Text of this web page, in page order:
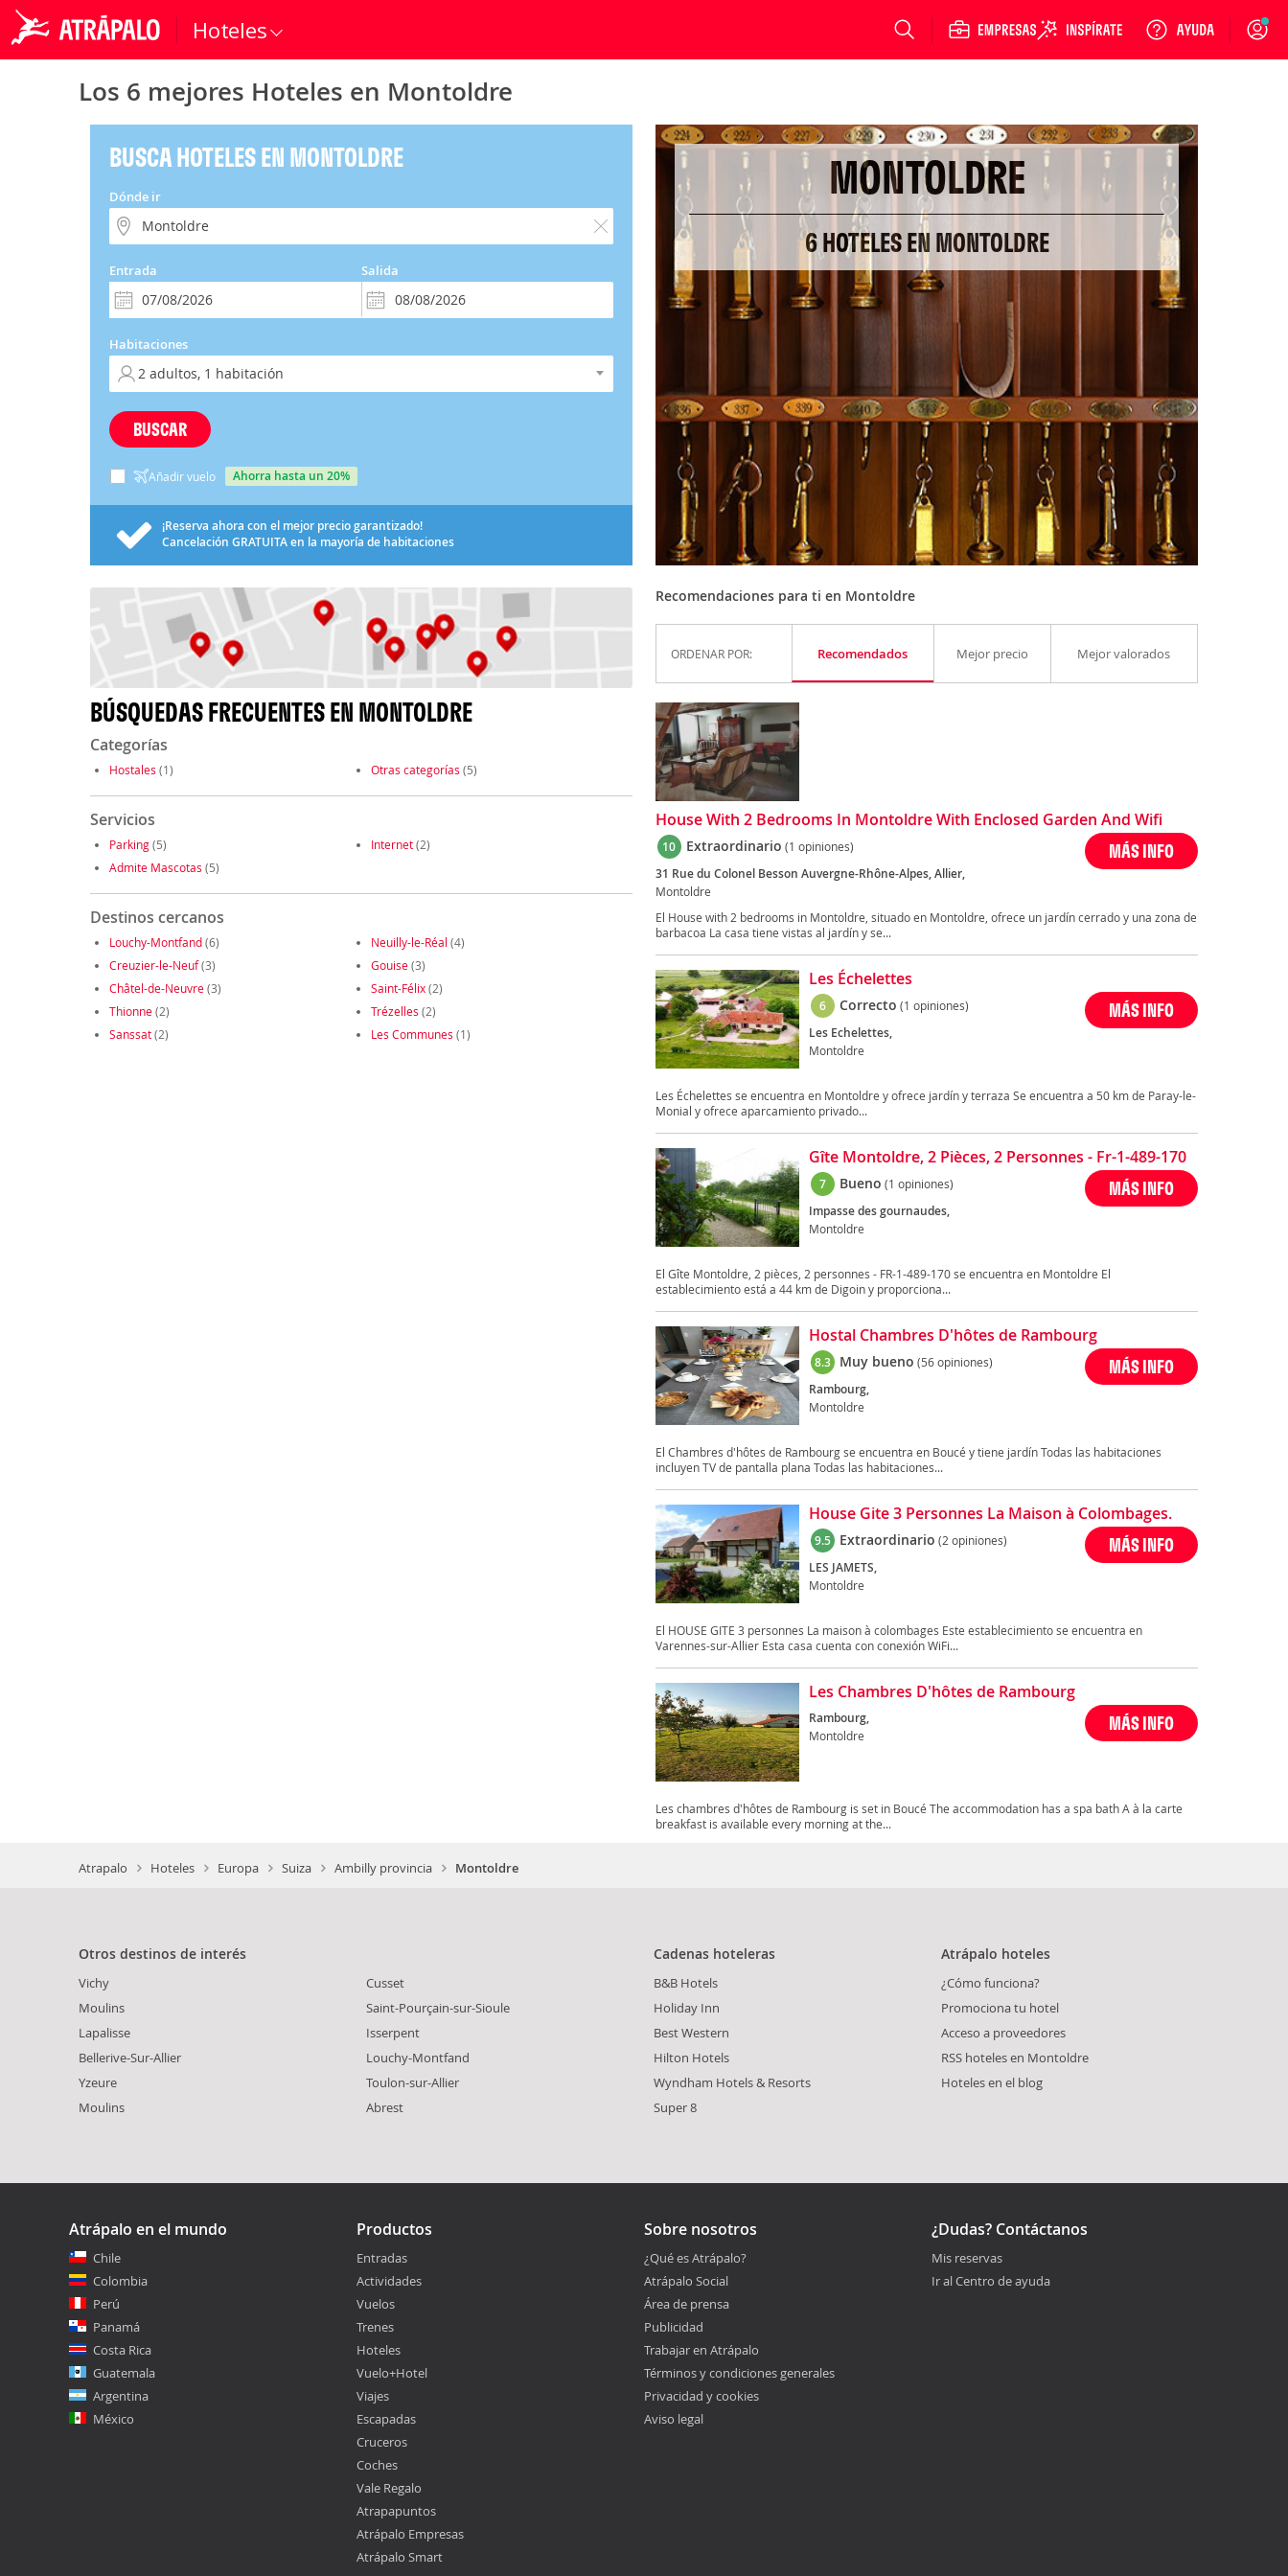
Hoteles Login
Los 6 mejores Hoteles en Montoldre
BUSCA HOTELES EN MONTOLDRE
Dónde ir
Entrada Salida
Habitaciones
BUSCAR
Añadir vuelo ahorra hasta un 20%
¡Reserva ahora con el mejor precio garantizado!
Cancelación GRATUITAen la mayoría de habitaciones
BÚSQUEDAS FRECUENTES EN MONTOLDRE
Categorías
Hostales (1) Otras categorías (5)
Servicios
Parking(5) Internet(2)
Admite Mascotas (5)
Destinos cercanos
Louchy-Montfand(6) Neuilly-le-Réal (4)
Creuzier-le-Neuf(3) Gouise(3)
Châtel-de-Neuvre(3) Saint-Félix(2)
Thionne(2) Trézelles (2)
Sanssat(2) Les Communes (1)
MONTOLDRE
6 HOTELES EN MONTOLDRE
Recomendaciones para ti en Montoldre
ORDENAR POR: Recomendados Mejor precio Mejor valorados
House With 2 Bedrooms In Montoldre With Enclosed Garden And Wifi
10 Extraordinario (1 opiniones)
31 Rue du Colonel Besson Auvergne-Rhône-Alpes, Allier,
Montoldre
MÁS INFO
El House with 2 bedrooms in Montoldre, situado en Montoldre, ofrece un jardín cerrado y una zona de
barbacoa La casa tiene vistas al jardín y se...
Les Échelettes
6 Correcto (1 opiniones)
Les Echelettes,
Montoldre
MÁS INFO
Les Échelettes se encuentra en Montoldre y ofrece jardín y terraza Se encuentra a 50 km de Paray-le-
Monial y ofrece aparcamiento privado...
Gîte Montoldre, 2 Pièces, 2 Personnes - Fr-1-489-170
7 Bueno (1 opiniones)
Impasse des gournaudes,
Montoldre
MÁS INFO
El Gîte Montoldre, 2 pièces, 2 personnes - FR-1-489-170 se encuentra en Montoldre El
establecimiento está a 44 km de Digoin y proporciona...
Hostal Chambres D'hôtes de Rambourg
8.3 Muy bueno (56 opiniones)
Rambourg,
Montoldre
MÁS INFO
El Chambres d'hôtes de Rambourg se encuentra en Boucé y tiene jardín Todas las habitaciones
incluyen TV de pantalla plana Todas las habitaciones...
House Gite 3 Personnes La Maison à Colombages.
9.5 Extraordinario (2 opiniones)
LES JAMETS,
Montoldre
MÁS INFO
El HOUSE GITE 3 personnes La maison à colombages Este establecimiento se encuentra en
Varennes-sur-Allier Esta casa cuenta con conexión WiFi...
Les Chambres D'hôtes de Rambourg
Rambourg,
Montoldre
MÁS INFO
Les chambres d'hôtes de Rambourg is set in Boucé The accommodation has a spa bath A à la carte
breakfast is available every morning at the...
Atrapalo Hoteles Europa Suiza Ambilly provincia Montoldre
Otros destinos de interés
Vichy
Moulins
Lapalisse
Bellerive-Sur-Allier
Yzeure
Moulins
Cusset
Saint-Pourçain-sur-Sioule
Isserpent
Louchy-Montfand
Toulon-sur-Allier
Abrest
Cadenas hoteleras
B&B Hotels
Holiday Inn
Best Western
Hilton Hotels
Wyndham Hotels & Resorts
Super 8
Atrápalo hoteles
¿Cómo funciona?
Promociona tu hotel
Acceso a proveedores
RSS hoteles en Montoldre
Hoteles en el blog
Atrápalo en el mundo
Chile
Colombia
Perú
Panamá
Costa Rica
Guatemala
Argentina
México
Productos
Entradas
Actividades
Vuelos
Trenes
Hoteles
Vuelo+Hotel
Viajes
Escapadas
Cruceros
Coches
Vale Regalo
Atrapapuntos
Atrápalo Empresas
Atrápalo Smart
Sobre nosotros
¿Qué es Atrápalo?
Atrápalo Social
Área de prensa
Publicidad
Trabajar en Atrápalo
Términos y condiciones generales
Privacidad y cookies
Aviso legal
¿Dudas? Contáctanos
Mis reservas
Ir al Centro de ayuda